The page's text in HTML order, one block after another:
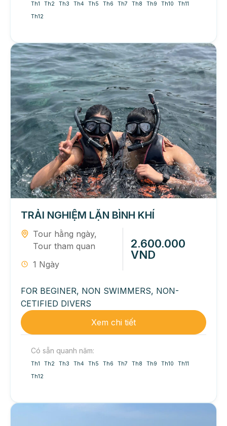
Th1 Th2 Th3 Th4 Th5 Th6 Th7 Th8 Th9 Th10
Th11
Th12
TRẢI NGHIỆM LẶN BÌNH KHÍ
Tour hằng ngày,
Tour tham quan
1 Ngày
2.600.000
VND
FOR BEGINER, NON SWIMMERS, NON-
CETIFIED DIVERS
Xem chi tiết
Có sẵn quanh năm:
Th1 Th2 Th3 Th4 Th5 Th6 Th7 Th8 Th9 Th10
Th11
Th12